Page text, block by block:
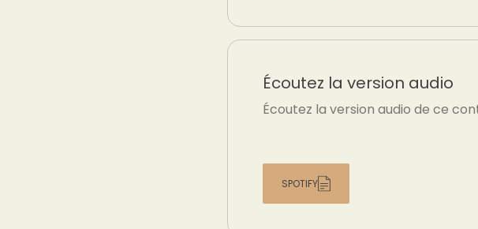
Écoutez la version audio
Écoutez la version audio de ce
SPOTIFY